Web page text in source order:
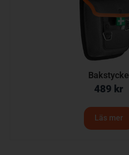
Bakstycke
489 kr
Läs mer